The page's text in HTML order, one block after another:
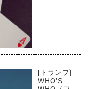
[トランプ]
WHO’S